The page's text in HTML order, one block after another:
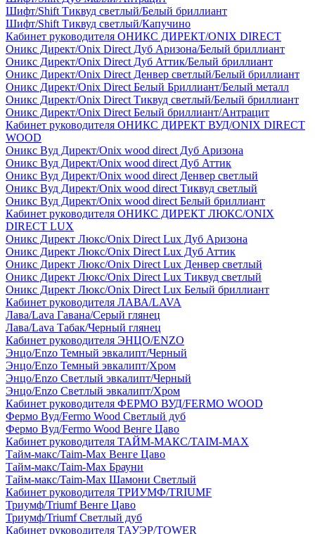
Шифт/Shift Тиквуд светлый/Белый бриллиант
Шифт/Shift Тиквуд светлый/Капучино
Кабинет руководителя ОНИКС ДИРЕКТ/ONIX DIRECT
Оникс Директ/Onix Direct Дуб Аризона/Белый бриллиант
Оникс Директ/Onix Direct Дуб Аттик/Белый бриллиант
Оникс Директ/Onix Direct Денвер светлый/Белый бриллиант
Оникс Директ/Onix Direct Белый Бриллиант/Белый металл
Оникс Директ/Onix Direct Тиквуд светлый/Белый бриллиант
Оникс Директ/Onix Direct Белый бриллиант/Антрацит
Кабинет руководителя ОНИКС ДИРЕКТ ВУД/ONIX DIRECT
WOOD
Оникс Вуд Директ/Onix wood direct Дуб Аризона
Оникс Вуд Директ/Onix wood direct Дуб Аттик
Оникс Вуд Директ/Onix wood direct Денвер светлый
Оникс Вуд Директ/Onix wood direct Тиквуд светлый
Оникс Вуд Директ/Onix wood direct Белый бриллиант
Кабинет руководителя ОНИКС ДИРЕКТ ЛЮКС/ONIX
DIRECT LUX
Оникс Директ Люкс/Onix Direct Lux Дуб Аризона
Оникс Директ Люкс/Onix Direct Lux Дуб Аттик
Оникс Директ Люкс/Onix Direct Lux Денвер светлый
Оникс Директ Люкс/Onix Direct Lux Тиквуд светлый
Оникс Директ Люкс/Onix Direct Lux Белый бриллиант
Кабинет руководителя ЛАВА/LAVA
Лава/Lava Гавана/Серый глянец
Лава/Lava Табак/Черный глянец
Кабинет руководителя ЭНЦО/ENZO
Энцо/Enzo Темный эвкалипт/Черный
Энцо/Enzo Темный эвкалипт/Хром
Энцо/Enzo Светлый эвкалипт/Черный
Энцо/Enzo Светлый эвкалипт/Хром
Кабинет руководителя ФЕРМО ВУД/FERMO WOOD
Фермо Вуд/Fermo Wood Светлый дуб
Фермо Вуд/Fermo Wood Венге Цаво
Кабинет руководителя ТАЙМ-МАКС/TAIM-MAX
Тайм-макс/Taim-Max Венге Цаво
Тайм-макс/Taim-Max Брауни
Тайм-макс/Taim-Max Шамони Светлый
Кабинет руководителя ТРИУМФ/TRIUMF
Триумф/Triumf Венге Цаво
Триумф/Triumf Светлый дуб
Кабинет руководителя ТАУЭР/TOWER